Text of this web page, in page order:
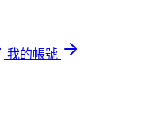
我的帳號